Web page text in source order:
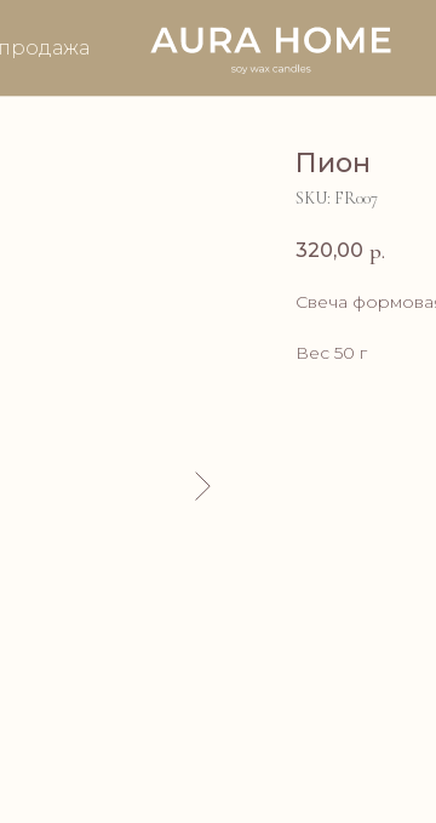
Пион
SKU: FR007
320,00 р.
Свеча
Вес 50 г